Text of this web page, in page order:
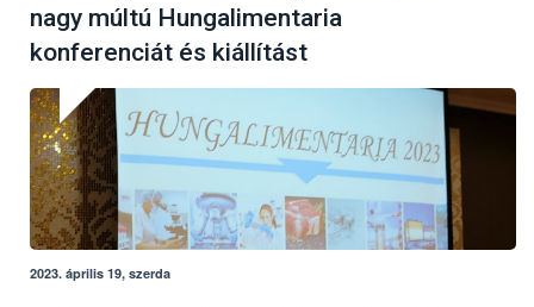
nagy múltú Hungalimentaria
konferenciát és kiállítást
2023. április 19, szerda